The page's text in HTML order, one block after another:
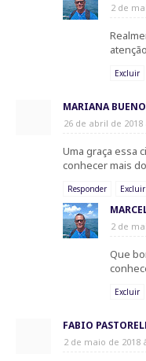
2 de
Excluir
MARIANA BUENO
26 de abril de 2018
Uma graça essa
conhecer mais do
Responder Excluir
2 de
Que
Excluir
FABIO
2 de maio de 2018